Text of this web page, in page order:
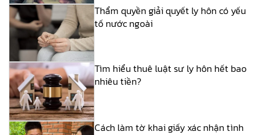
Thẩm quyền giải quyết ly hôn có yếu
tố nước ngoài
Tìm hiểu thuê luật sư ly hôn hết bao
nhiêu tiền?
Cách làm tờ khai giấy xác nhận tình